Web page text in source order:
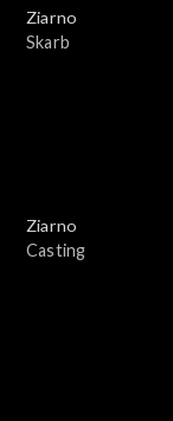
Ziarno
Skarb
Ziarno
Casting